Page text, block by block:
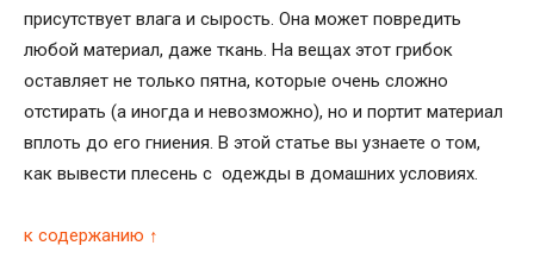
присутствует влага и сырость. Она может повредить
любой материал, даже ткань. На вещах этот грибок
оставляет не только пятна, которые очень сложно
отстирать (а иногда и невозможно), но и портит материал
вплоть до его гниения. В этой статье вы узнаете о том,
как вывести плесень с одежды в домашних условиях.
к содержанию ↑